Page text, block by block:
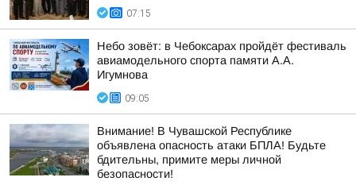
07:15
Небо зовёт: в Чебоксарах пройдёт фестиваль
авиамодельного спорта памяти А.А.
Игумнова
09:05
Внимание! В Чувашской Республике
объявлена опасность атаки БПЛА! Будьте
бдительны, примите меры личной
безопасности!